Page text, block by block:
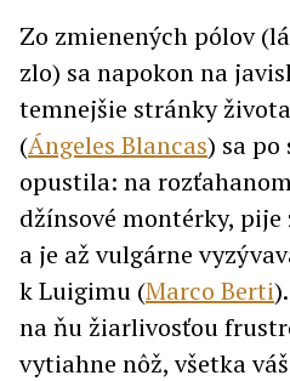
Zo zmienených pólov
zlo) sa napokon na
temnejšie stránky
(Ángeles Blancas) sa po
opustila: na
džínsové montérky,
a je až vulgárne
k Luigimu (Marco Berti
na ňu žiarlivosťou
vytiahne nôž, všetka